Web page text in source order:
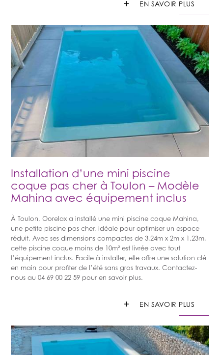
+ EN SAVOIR PLUS
Installation d’une mini piscine
coque pas cher à Toulon – Modèle
Mahina avec équipement inclus
À Toulon, Oorelax a installé une mini piscine coque Mahina,
une petite piscine pas cher, idéale pour optimiser un espace
réduit. Avec ses dimensions compactes de 3,24m x 2m x 1,23m,
cette piscine coque moins de 10m² est livrée avec tout
l’équipement inclus. Facile à installer, elle offre une solution clé
en main pour profiter de l’été sans gros travaux. Contactez-
nous au 04 69 00 22 59 pour en savoir plus.
+ EN SAVOIR PLUS